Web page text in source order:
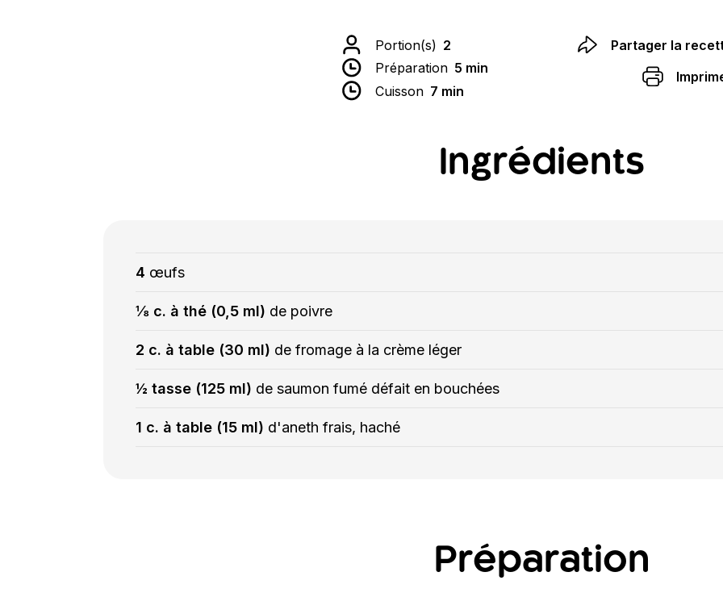
Portion(s) 2
Préparation 5 min
Cuisson 7 min
Partager la
Ingrédients
4 œufs
⅛ c. à thé (0,5 ml) de poivre
2 c. à table (30 ml) de fromage à la crème léger
½ tasse (125 ml) de saumon fumé défait en bouchées
1 c. à table (15 ml) d'aneth frais, haché
Préparation